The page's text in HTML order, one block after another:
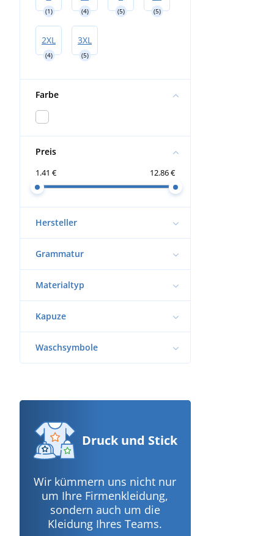
(1) (4) (5) (5)
2XL
(4)
3XL
(5)
Farbe
Preis
1.41 € 12.86 €
Hersteller
Grammatur
Materialtyp
Kapuze
Waschsymbole
Druck und Stick
Wir kümmern uns nicht nur
um Ihre Firmenkleidung,
sondern auch um die
Kleidung Ihres Teams.